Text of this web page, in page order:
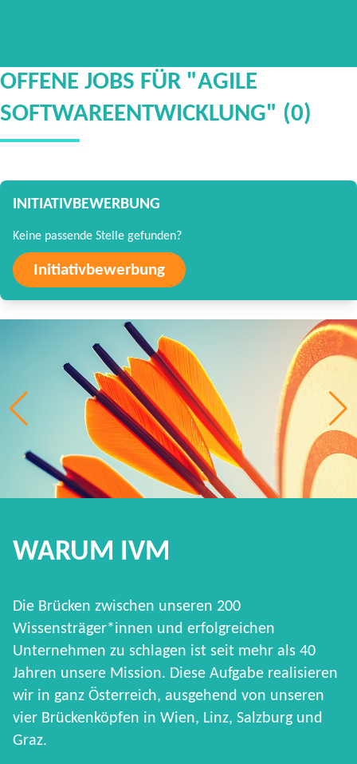
OFFENE JOBS FÜR "AGILE
SOFTWAREENTWICKLUNG" (0)
INITIATIVBEWERBUNG
Keine passende Stelle gefunden?
Initiativbewerbung
WARUM IVM
Die Brücken zwischen unseren 200
Wissensträger*innen und erfolgreichen
Unternehmen zu schlagen ist seit mehr als 40
Jahren unsere Mission. Diese Aufgabe realisieren
wir in ganz Österreich, ausgehend von unseren
vier Brückenköpfen in Wien, Linz, Salzburg und
Graz.